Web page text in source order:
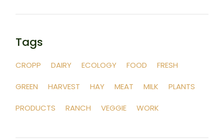
Tags
CROPP DAIRY ECOLOGY FOOD FRESH
GREEN HARVEST HAY MEAT MILK PLANTS
PRODUCTS RANCH VEGGIE WORK